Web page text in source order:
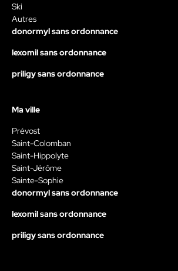
Ski
Autres
donormyl sans ordonnance
lexomil sans ordonnance
priligy sans ordonnance
Ma ville
Prévost
Saint-Colomban
Saint-Hippolyte
Saint-Jérôme
Sainte-Sophie
donormyl sans ordonnance
lexomil sans ordonnance
priligy sans ordonnance